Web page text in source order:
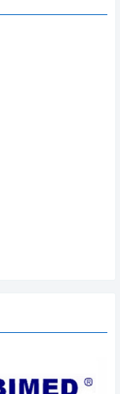
gói/ không